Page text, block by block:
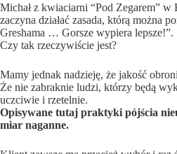
Michał z kwiaciarni “Pod Zegarem” w
zaczyna działać zasada, którą można
Greshama … Gorsze wypiera lepsze!”.
Czy tak rzeczywiście jest?
Mamy jednak nadzieję, że jakość
Że nie zabraknie ludzi, którzy będą
uczciwie i rzetelnie.
Opisywane tutaj praktyki pójścia
miar naganne.